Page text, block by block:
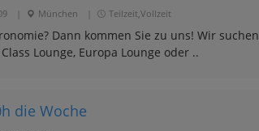
München Teilzeit,Vollzeit
Dann kommen Sie zu uns! Wir suchen
Lounge, Europa Lounge oder ..
die Woche